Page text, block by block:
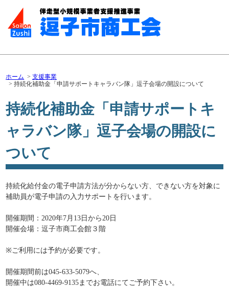
ホーム
支援事業
持続化補助金「申請サポートキャラバン隊」逗子会場の開設について
持続化補助金「申請サポートキ
ャラバン隊」逗子会場の開設に
ついて
持続化給付金の電子申請方法が分からない方、できない方を対象に
補助員が電子申請の入力サポートを行います。
開催期間：2020年7月13日から20日
開催会場：逗子市商工会館３階
※ご利用には予約が必要です。
開催期間前は045-633-5079へ、
開催中は080-4469-9135までお電話にてご予約下さい。